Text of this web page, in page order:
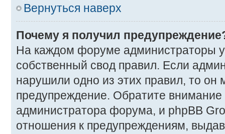
Вернуться наверх
Почему я получил
На каждом форуме администраторы
собственный свод правил. Если
нарушили одно из этих правил, то он
предупреждение. Обратите
администратора форума, и phpBB
отношения к предупреждениям,